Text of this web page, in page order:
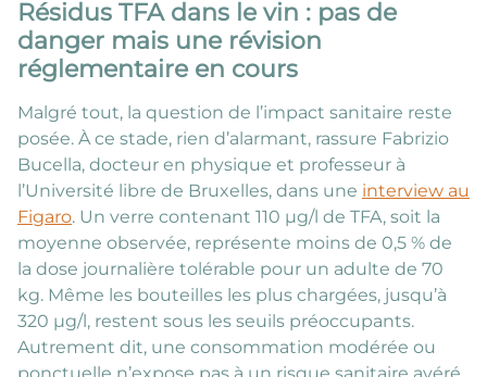
Résidus TFA dans le vin : pas de
danger mais une révision
réglementaire en cours
Malgré tout, la question de l’impact sanitaire reste
posée. À ce stade, rien d’alarmant, rassure Fabrizio
Bucella, docteur en physique et professeur à
l’Université libre de Bruxelles, dans une interview au
Figaro. Un verre contenant 110 µg/l de TFA, soit la
moyenne observée, représente moins de 0,5 % de
la dose journalière tolérable pour un adulte de 70
kg. Même les bouteilles les plus chargées, jusqu’à
320 µg/l, restent sous les seuils préoccupants.
Autrement dit, une consommation modérée ou